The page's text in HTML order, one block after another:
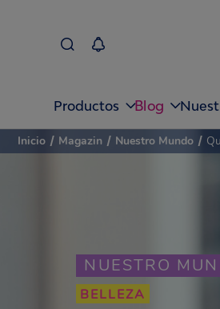
Productos Blog
NUESTRO
BELLEZA
Inicio / Magazin / Nuestro Mundo /